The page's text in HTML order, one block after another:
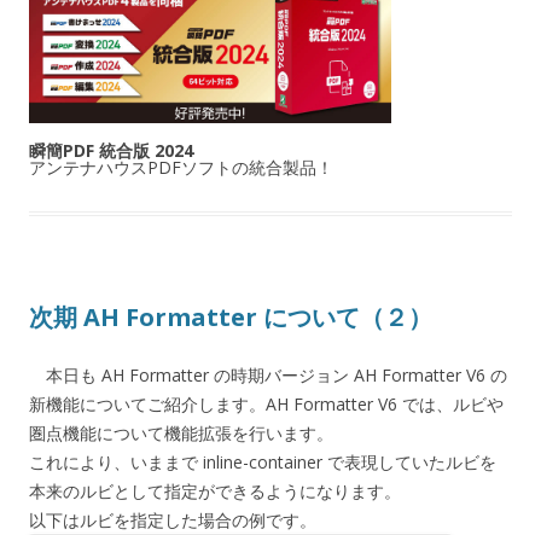
瞬簡PDF 統合版 2024
アンテナハウスPDFソフトの統合製品！
次期 AH Formatter について（２）
本日も AH Formatter の時期バージョン AH Formatter V6 の
新機能についてご紹介します。AH Formatter V6 では、ルビや
圏点機能について機能拡張を行います。
これにより、いままで inline-container で表現していたルビを
本来のルビとして指定ができるようになります。
以下はルビを指定した場合の例です。